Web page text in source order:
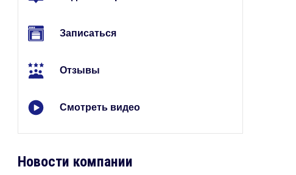
Иркутск
Красноярск
Записаться
Отзывы
Смотреть видео
Новости компании